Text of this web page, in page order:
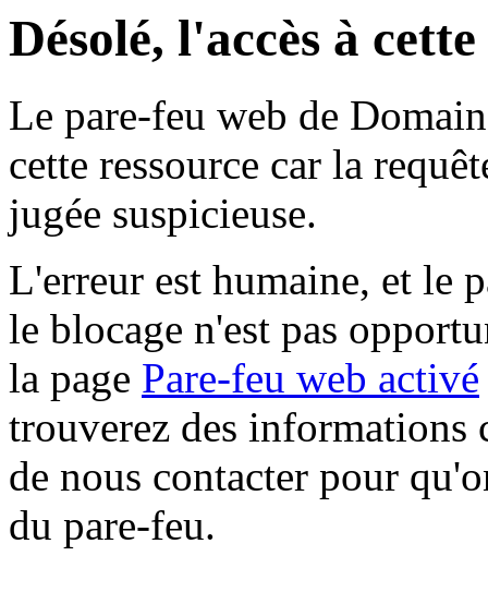
Désolé, l'accès à
Le pare-feu web de
cette ressource car la
jugée suspicieuse.
L'erreur est humaine, et le
le blocage n'est pas
la page Pare-feu web activé
trouverez des informations
de nous contacter pour
du pare-feu.